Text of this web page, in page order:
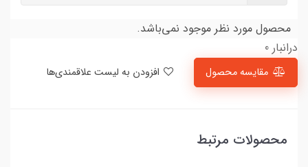
محصول مورد نظر موجود نمی‌باشد.
درانبار 0
مقایسه محصول
محصولات مرتبط